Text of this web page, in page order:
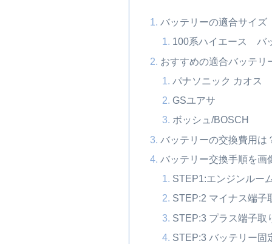
バッテリーの適合サイズ
100系ハイエース バ
おすすめの適合バッテリ
パナソニック カオス
GSユアサ
ボッシュ/BOSCH
バッテリーの交換費用は
バッテリー交換手順を画
STEP1:エンジンルー
STEP:2 マイナス端子
STEP:3 プラス端子取
STEP:3 バッテリー固